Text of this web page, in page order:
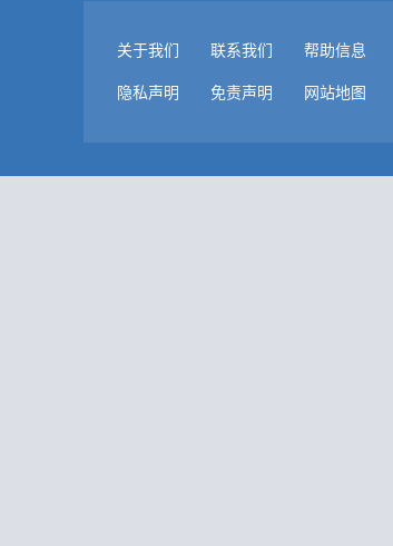
关于我们 联系我们 帮助信息
隐私声明 免责声明 网站地图